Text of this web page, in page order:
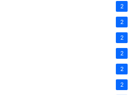
2
2
2
2
2
2